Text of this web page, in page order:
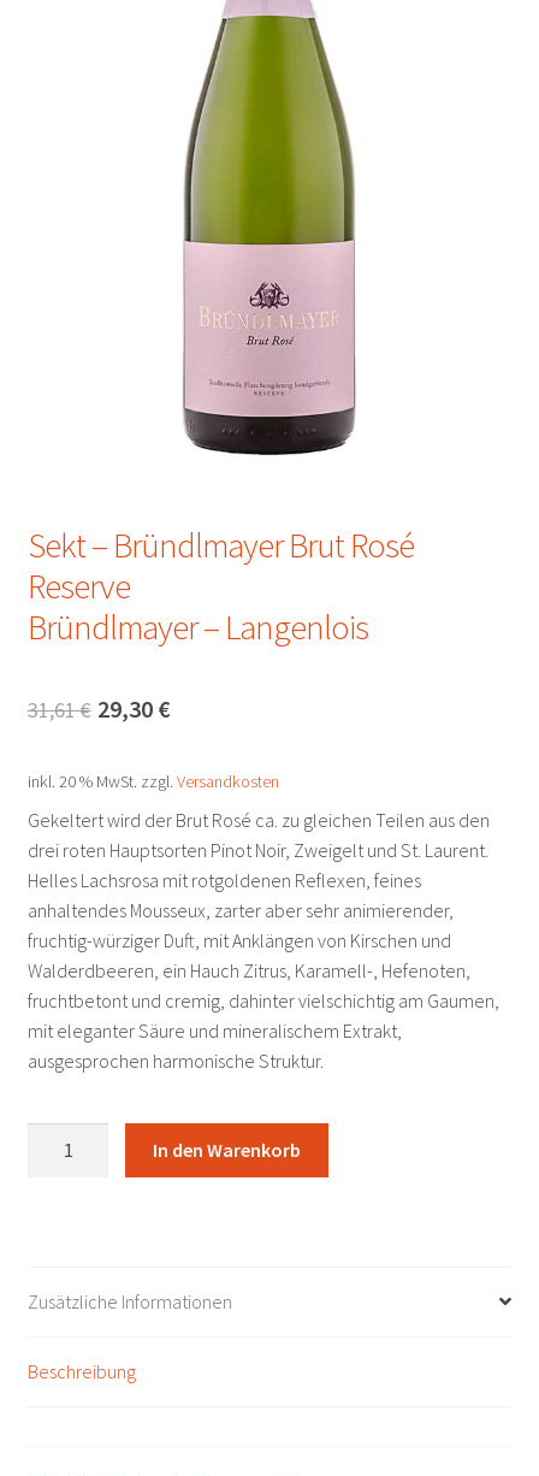
Sekt – Bründlmayer Brut Rosé
Reserve
Bründlmayer – Langenlois
31,61€ Ursprünglicher
war:
31,61 €
29,30 €Aktueller
ist:
29,30 €.
inkl. 20 % MwSt. zzgl. Versandkosten
Gekeltert wird der Brut Rosé ca. zu gleichen Teilen aus den
drei roten Hauptsorten Pinot Noir, Zweigelt und St. Laurent.
Helles Lachsrosa mit rotgoldenen Reflexen, feines
anhaltendes Mousseux, zarter aber sehr animierender,
fruchtig-würziger Duft, mit Anklängen von Kirschen und
Walderdbeeren, ein Hauch Zitrus, Karamell-, Hefenoten,
fruchtbetont und cremig, dahinter vielschichtig am Gaumen,
mit eleganter Säure und mineralischem Extrakt,
ausgesprochen harmonische Struktur.
Bründlmayer
Langenlois
In den Warenkorb
Zusätzliche Informationen
Beschreibung